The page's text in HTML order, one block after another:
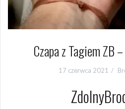
Czapa z Tagiem ZB
17 czerwca 2021